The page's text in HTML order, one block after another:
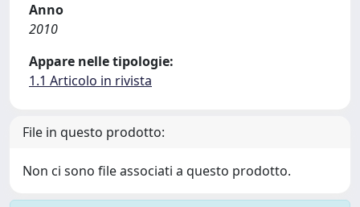
Anno
2010
Appare nelle tipologie:
1.1 Articolo in rivista
File in questo prodotto:
Non ci sono file associati a questo prodotto.